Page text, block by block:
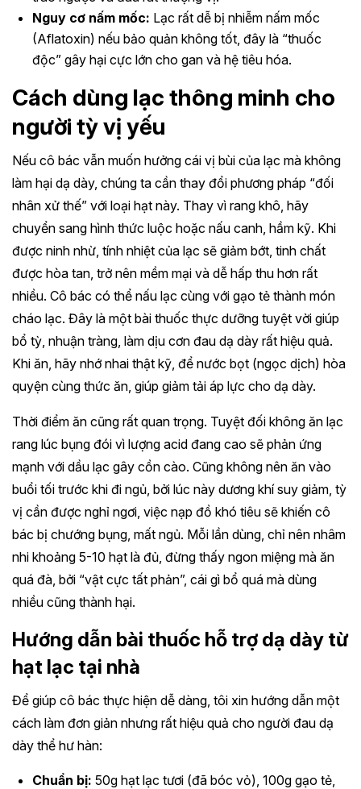
Nguy cơ nấm mốc: Lạc rất dễ bị nhiễm nấm mốc
(Aflatoxin) nếu bảo quản không tốt, đây là “thuốc
độc” gây hại cực lớn cho gan và hệ tiêu hóa.
Cách dùng lạc thông minh cho
người tỳ vị yếu
Nếu cô bác vẫn muốn hưởng cái vị bùi của lạc mà không
làm hại dạ dày, chúng ta cần thay đổi phương pháp “đối
nhân xử thế” với loại hạt này. Thay vì rang khô, hãy
chuyển sang hình thức luộc hoặc nấu canh, hầm kỹ. Khi
được ninh nhừ, tính nhiệt của lạc sẽ giảm bớt, tinh chất
được hòa tan, trở nên mềm mại và dễ hấp thu hơn rất
nhiều. Cô bác có thể nấu lạc cùng với gạo tẻ thành món
cháo lạc. Đây là một bài thuốc thực dưỡng tuyệt vời giúp
bổ tỳ, nhuận tràng, làm dịu cơn đau dạ dày rất hiệu quả.
Khi ăn, hãy nhớ nhai thật kỹ, để nước bọt (ngọc dịch) hòa
quyện cùng thức ăn, giúp giảm tải áp lực cho dạ dày.
Thời điểm ăn cũng rất quan trọng. Tuyệt đối không ăn lạc
rang lúc bụng đói vì lượng acid đang cao sẽ phản ứng
mạnh với dầu lạc gây cồn cào. Cũng không nên ăn vào
buổi tối trước khi đi ngủ, bởi lúc này dương khí suy giảm, tỳ
vị cần được nghỉ ngơi, việc nạp đồ khó tiêu sẽ khiến cô
bác bị chướng bụng, mất ngủ. Mỗi lần dùng, chỉ nên nhâm
nhi khoảng 5-10 hạt là đủ, đừng thấy ngon miệng mà ăn
quá đà, bởi “vật cực tất phản”, cái gì bổ quá mà dùng
nhiều cũng thành hại.
Hướng dẫn bài thuốc hỗ trợ dạ dày từ
hạt lạc tại nhà
Để giúp cô bác thực hiện dễ dàng, tôi xin hướng dẫn một
cách làm đơn giản nhưng rất hiệu quả cho người đau dạ
dày thể hư hàn:
Chuẩn bị: 50g hạt lạc tươi (đã bóc vỏ), 100g gạo tẻ,